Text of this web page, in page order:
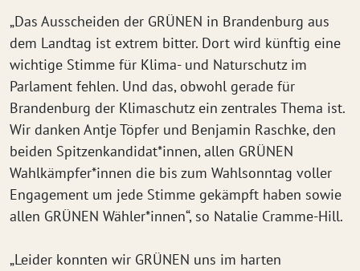
„Das Ausscheiden der GRÜNEN in Brandenburg aus
dem Landtag ist extrem bitter. Dort wird künftig eine
wichtige Stimme für Klima- und Naturschutz im
Parlament fehlen. Und das, obwohl gerade für
Brandenburg der Klimaschutz ein zentrales Thema ist.
Wir danken Antje Töpfer und Benjamin Raschke, den
beiden Spitzenkandidat*innen, allen GRÜNEN
Wahlkämpfer*innen die bis zum Wahlsonntag voller
Engagement um jede Stimme gekämpft haben sowie
allen GRÜNEN Wähler*innen“, so Natalie Cramme-Hill.
„Leider konnten wir GRÜNEN uns im harten